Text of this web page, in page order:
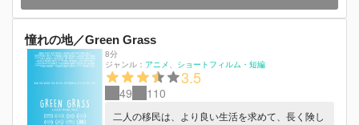
憧れの地／Green Grass
8分
ジャンル： アニメ ショートフィルム・短編
3.5
49 110
二人の移民は、より良い生活を求めて、長く険し